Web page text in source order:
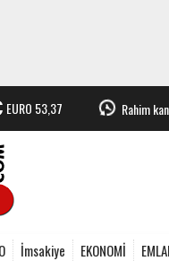
EURO 53,37 Rahim
İmsakiye EKONOMİ